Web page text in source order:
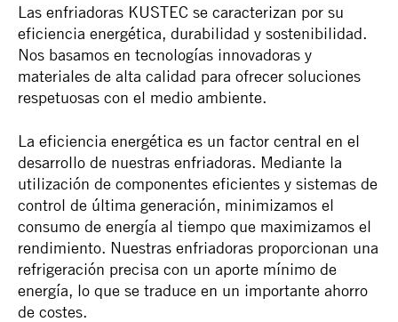
Las enfriadoras KUSTEC se caracterizan por su
eficiencia energética, durabilidad y sostenibilidad.
Nos basamos en tecnologías innovadoras y
materiales de alta calidad para ofrecer soluciones
respetuosas con el medio ambiente.
La eficiencia energética es un factor central en el
desarrollo de nuestras enfriadoras. Mediante la
utilización de componentes eficientes y sistemas de
control de última generación, minimizamos el
consumo de energía al tiempo que maximizamos el
rendimiento. Nuestras enfriadoras proporcionan una
refrigeración precisa con un aporte mínimo de
energía, lo que se traduce en un importante ahorro
de costes.